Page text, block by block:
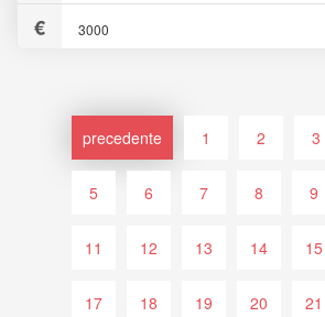
3000
precedente 1 2 3
5 6 7 8 9
11 12 13 14 15
17 18 19 20 21